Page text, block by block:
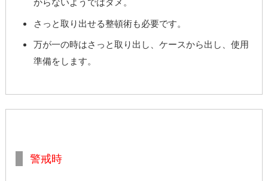
さっと取り出せる整頓術も必要です。
万が一の時はさっと取り出し、ケースから出し、使用
準備をします。
警戒時